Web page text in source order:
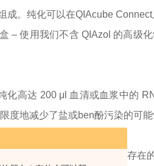
。纯化可以在QIAcube Connect
– 使用我们不含 QIAzol 的高级
化高达 200 μl 血清或血浆中的
度地减少了盐或ben酚污染的可能
一是评估血清或血浆样品中存